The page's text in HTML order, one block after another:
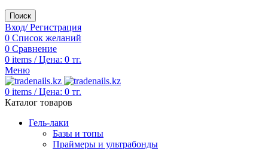
Поиск
Вход/ Регистрация
0 Список желаний
0 Сравнение
0 items / Цена: 0 тг.
Меню
0 items / Цена: 0 тг.
Каталог товаров
Гель-лаки
Базы и топы
Праймеры и ультрабонды